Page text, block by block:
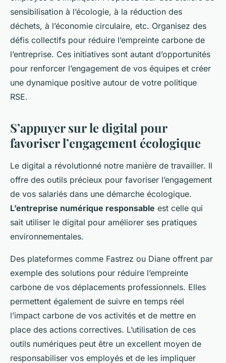
sensibilisation à l’écologie, à la réduction des
déchets, à l’économie circulaire, etc. Organisez des
défis collectifs pour réduire l’empreinte carbone de
l’entreprise. Ces initiatives sont autant d’opportunités
pour renforcer l’engagement de vos équipes et créer
une dynamique positive autour de votre politique
RSE.
S’appuyer sur le digital pour
favoriser l’engagement écologique
Le digital a révolutionné notre manière de travailler. Il
offre des outils précieux pour favoriser l’engagement
de vos salariés dans une démarche écologique.
L’entreprise numérique responsable est celle qui
sait utiliser le digital pour améliorer ses pratiques
environnementales.
Des plateformes comme Fastrez ou Diane offrent par
exemple des solutions pour réduire l’empreinte
carbone de vos déplacements professionnels. Elles
permettent également de suivre en temps réel
l’impact carbone de vos activités et de mettre en
place des actions correctives. L’utilisation de ces
outils numériques peut être un excellent moyen de
responsabiliser vos employés et de les impliquer